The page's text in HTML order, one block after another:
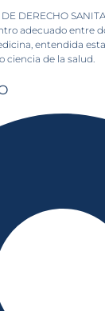
DERECHO
adecuado entre
entendida
ciencia de la salud.